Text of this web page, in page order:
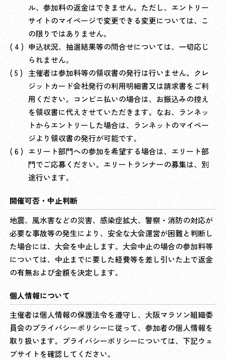
ル、参加料の返金はできません。ただし、エントリー
サイトのマイページで変更できる変更については、こ
の限りではありません。
申込状況、抽選結果等の問合せについては、一切応じ
られません。
主催者は参加料等の領収書の発行は行いません。クレ
ジットカード会社発行の利用明細書又は請求書をご利
用ください。コンビニ払いの場合は、お振込みの控え
を領収書に代えさせていただきます。なお、ランネッ
トからエントリーした場合は、ランネットのマイペー
ジより領収書の発行が可能です。
エリート部門への参加を希望する場合は、エリート部
門でご応募ください。エリートランナーの募集は、別
途行います。
開催可否・中止判断
地震、風水害などの災害、感染症拡大、警察・消防の対応が
必要な事故等の発生により、安全な大会運営が困難と判断し
た場合には、大会を中止します。大会中止の場合の参加料等
については、中止までに要した経費等を差し引いた上で返金
の有無および金額を決定します。
個人情報について
主催者は個人情報の保護法令を遵守し、大阪マラソン組織委
員会のプライバシーポリシーに従って、参加者の個人情報を
取り扱います。プライバシーポリシーについては、下記ウェ
ブサイトを確認してください。